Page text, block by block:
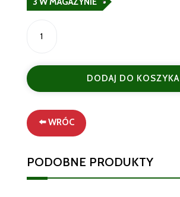
Malizia
do
Higieny
Intymnej
200
ml
–
Pielęgnacja
z
DODAJ DO KOSZYKA
⬅️ WRÓC
PODOBNE PRODUKTY